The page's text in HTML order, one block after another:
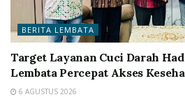
BERITA LEMBATA
Target Layanan Cuci Darah
Lembata Percepat Akses
6 AGUSTUS 2026